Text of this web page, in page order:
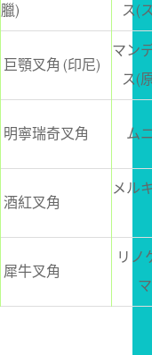
臘)
ス(
巨顎叉角 (印尼)
マン
ス(
明寧瑞奇叉角 ム
酒紅叉角
メル
犀牛叉角
リノ